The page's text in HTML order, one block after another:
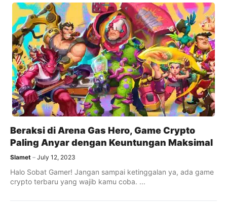
Beraksi di Arena Gas Hero, Game Crypto
Paling Anyar dengan Keuntungan Maksimal
Slamet July 12, 2023
Halo Sobat Gamer! Jangan sampai ketinggalan ya, ada game
crypto terbaru yang wajib kamu coba. ...